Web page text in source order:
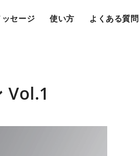
セージ 使い方 よくある質問
Vol.1